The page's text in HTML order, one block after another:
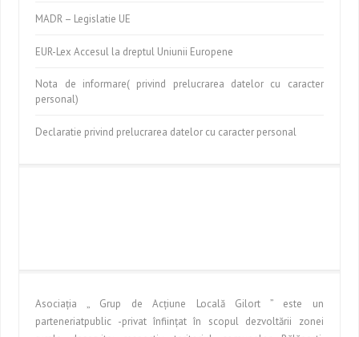
MADR – Legislatie UE
EUR-Lex Accesul la dreptul Uniunii Europene
Nota de informare( privind prelucrarea datelor cu caracter
personal)
Declaratie privind prelucrarea datelor cu caracter personal
Asociaţia „ Grup de Acţiune Locală Gilort ” este un
parteneriatpublic -privat înfiinţat în scopul dezvoltării zonei